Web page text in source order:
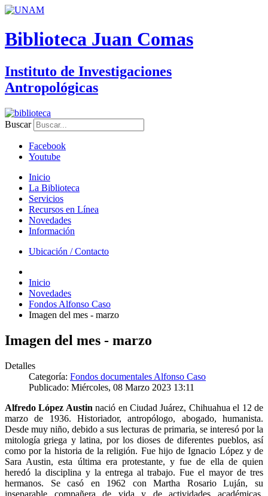
Biblioteca Juan Comas
Instituto de Investigaciones
Antropológicas
Buscar
Facebook
Youtube
Inicio
La Biblioteca
Servicios
Recursos en Línea
Novedades
Información
Ubicación / Contacto
Inicio
Novedades
Fondos Alfonso Caso
Imagen del mes - marzo
Imagen del mes - marzo
Detalles
Categoría: Fondos documentales Alfonso Caso
Publicado: Miércoles, 08 Marzo 2023 13:11
Alfredo López Austinnació en Ciudad Juárez, Chihuahua el 12 de
marzo de 1936. Historiador, antropólogo, abogado, humanista.
Desde muy niño, debido a sus lecturas de primaria, se interesó por la
mitología griega y latina, por los dioses de diferentes pueblos, así
como por la historia de la religión. Fue hijo de Ignacio López y de
Sara Austin, esta última era protestante, y fue de ella de quien
heredó la disciplina y la entrega al trabajo. Fue el mayor de tres
hermanos. Se casó en 1962 con Martha Rosario Luján, su
inseparable compañera de vida y de actividades académicas,